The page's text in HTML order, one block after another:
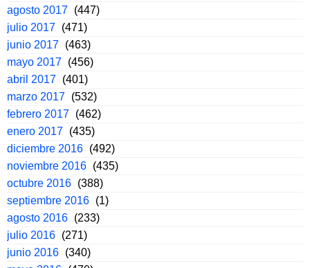
agosto 2017 (447)
julio 2017 (471)
junio 2017 (463)
mayo 2017 (456)
abril 2017 (401)
marzo 2017 (532)
febrero 2017 (462)
enero 2017 (435)
diciembre 2016 (492)
noviembre 2016 (435)
octubre 2016 (388)
septiembre 2016 (1)
agosto 2016 (233)
julio 2016 (271)
junio 2016 (340)